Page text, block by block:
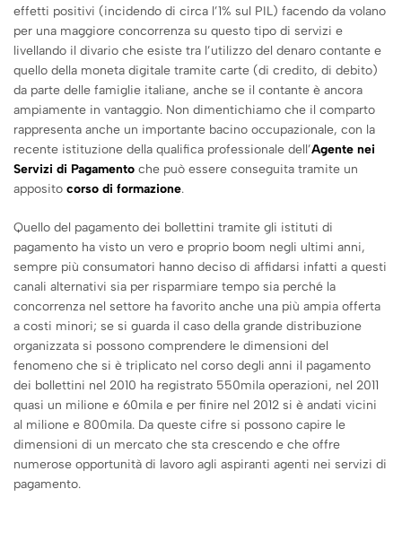
effetti positivi (incidendo di circa l’1% sul PIL) facendo da volano
per una maggiore concorrenza su questo tipo di servizi e
livellando il divario che esiste tra l’utilizzo del denaro contante e
quello della moneta digitale tramite carte (di credito, di debito)
da parte delle famiglie italiane, anche se il contante è ancora
ampiamente in vantaggio. Non dimentichiamo che il comparto
rappresenta anche un importante bacino occupazionale, con la
recente istituzione della qualifica professionale dell’Agente nei
Servizi di Pagamento che può essere conseguita tramite un
apposito corso di formazione.
Quello del pagamento dei bollettini tramite gli istituti di
pagamento ha visto un vero e proprio boom negli ultimi anni,
sempre più consumatori hanno deciso di affidarsi infatti a questi
canali alternativi sia per risparmiare tempo sia perché la
concorrenza nel settore ha favorito anche una più ampia offerta
a costi minori; se si guarda il caso della grande distribuzione
organizzata si possono comprendere le dimensioni del
fenomeno che si è triplicato nel corso degli anni il pagamento
dei bollettini nel 2010 ha registrato 550mila operazioni, nel 2011
quasi un milione e 60mila e per finire nel 2012 si è andati vicini
al milione e 800mila. Da queste cifre si possono capire le
dimensioni di un mercato che sta crescendo e che offre
numerose opportunità di lavoro agli aspiranti agenti nei servizi di
pagamento.